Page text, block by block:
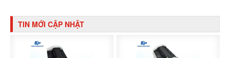
TIN MỚI CẬP NHẬT